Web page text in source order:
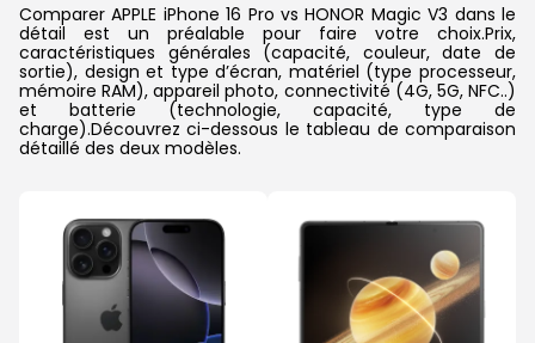
Comparer APPLE iPhone 16 Pro vs HONOR Magic V3 dans le
détail est un préalable pour faire votre choix.Prix,
caractéristiques générales (capacité, couleur, date de
sortie), design et type d’écran, matériel (type processeur,
mémoire RAM), appareil photo, connectivité (4G, 5G, NFC..)
et batterie (technologie, capacité, type de
charge).Découvrez ci-dessous le tableau de comparaison
détaillé des deux modèles.